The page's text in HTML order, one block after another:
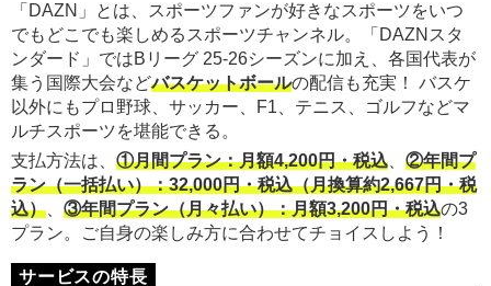
「DAZN」とは、スポーツファンが好きなスポーツをいつ
でもどこでも楽しめるスポーツチャンネル。「DAZNスタ
ンダード」ではBリーグ 25-26シーズンに加え、各国代表が
集う国際大会などバスケットボールの配信も充実！ バスケ
以外にもプロ野球、サッカー、F1、テニス、ゴルフなどマ
ルチスポーツを堪能できる。
支払方法は、 ①月間プラン：月額4,200円・税込
②年間プ
ラン（一括払い）：32,000円・税込（月換算約2,667円・税
込）
③年間プラン（月々払い）：月額3,200円・税込の3
プラン。ご自身の楽しみ方に合わせてチョイスしよう！